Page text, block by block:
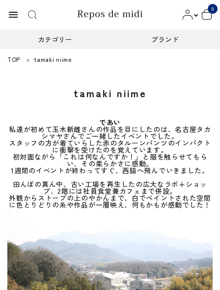
menu
0
カテゴリー ブランド
ACCOUNT MENU
person 新規会員登録
カテゴリー
ブランド
インフォメーション
お知らせ
特定商取引法について
お問い合わせ
TOP tamaki niime
tamaki niime
であい
私達が初めて玉木新雌さんの作品を目にしたのは、名古屋タカ
シマヤさんでご一緒したイベントでした。
スタッフの方が着ていらした赤のタルーンパンツのインパクト
に衝撃を受けたのを覚えています。
初対面ながら「これは何なんですか！」と服を触らせてもら
い、その柔らかさに感動。
1週間のイベントが終わってすぐ、西脇へ飛んでいきました。
田んぼの真ん中、古い工場を再生したの広大なラボ+ショッ
プ、2階には社員食堂兼カフェまで併設。
外観からストーブの上のやかんまで、白でペイントされた空間
に色とりどりの糸や作品が一層映え、何もかもが感動でした！